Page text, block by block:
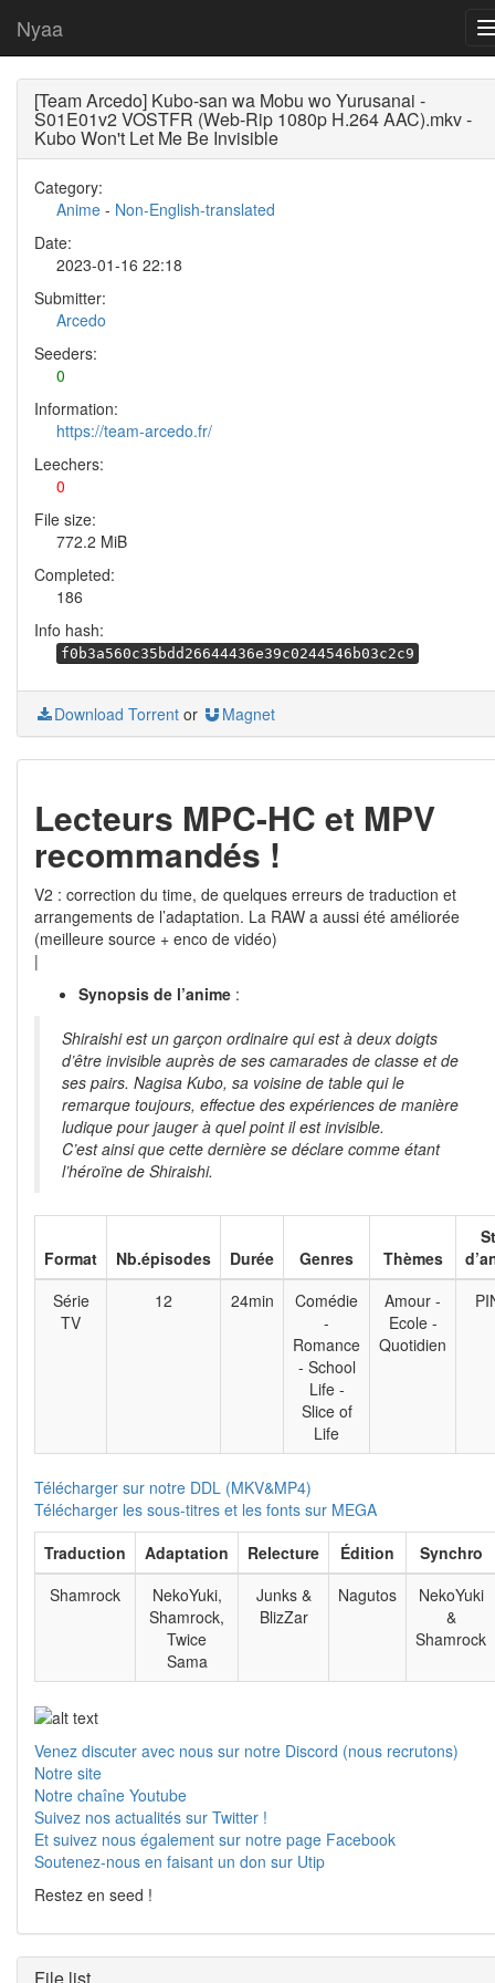
Nyaa
[Team Arcedo] Kubo-san wa Mobu wo Yurusanai -
S01E01v2 VOSTFR (Web-Rip 1080p H.264 AAC).mkv -
Kubo Won't Let Me Be Invisible
Category:
Anime - Non-English-translated
Date:
2023-01-16 22:18
Submitter:
Arcedo
Seeders:
0
Information:
https://team-arcedo.fr/
Leechers:
0
File size:
772.2 MiB
Completed:
186
Info hash:
f0b3a560c35bdd26644436e39c0244546b03c2c9
Download Torrent or Magnet
Lecteurs MPC-HC et MPV
recommandés !
V2 : correction du time, de quelques erreurs de traduction et
arrangements de l’adaptation. La RAW a aussi été améliorée
(meilleure source + enco de vidéo)
|
Synopsis de l’anime :
Shiraishi est un garçon ordinaire qui est à deux doigts
d’être invisible auprès de ses camarades de classe et de
ses pairs. Nagisa Kubo, sa voisine de table qui le
remarque toujours, effectue des expériences de manière
ludique pour jauger à quel point il est invisible.
C’est ainsi que cette dernière se déclare comme étant
l’héroïne de Shiraishi.
Format Nb.épisodes Durée Genres Thèmes
Série
TV
12 24min
Comédie
-
Romance
- School
Life -
Slice of
Life
Amour -
Ecole -
Quotidien
Télécharger sur notre DDL (MKV&MP4)
Télécharger les sous-titres et les fonts sur MEGA
Traduction
Adaptation Relecture Édition
Synchro
Shamrock
NekoYuki,
Shamrock,
Twice
Sama
Junks &
BlizZar
Nagutos
NekoYuki
&
Shamrock
Venez discuter avec nous sur notre Discord (nous recrutons)
Notre site
Notre chaîne Youtube
Suivez nos actualités sur Twitter !
Et suivez nous également sur notre page Facebook
Soutenez-nous en faisant un don sur Utip
Restez en seed !